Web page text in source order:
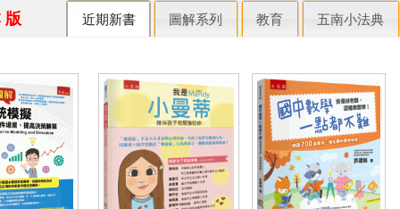
版 近期新書 圖解系列 教育 五南小法典